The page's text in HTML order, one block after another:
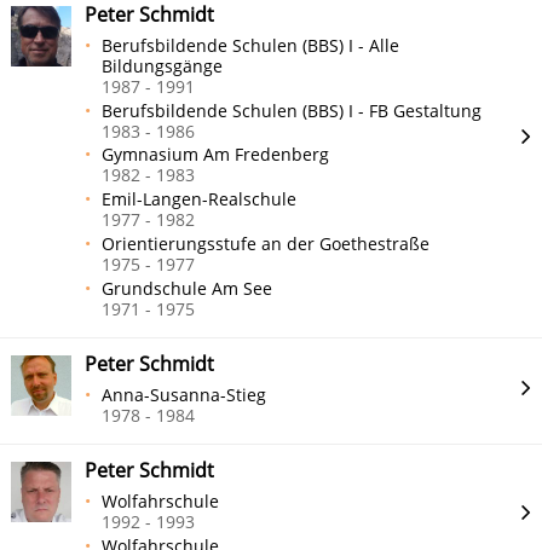
Peter Schmidt
Berufsbildende Schulen (BBS) I - Alle
Bildungsgänge
1987 - 1991
Berufsbildende Schulen (BBS) I - FB Gestaltung
1983 - 1986
Gymnasium Am Fredenberg
1982 - 1983
Emil-Langen-Realschule
1977 - 1982
Orientierungsstufe an der Goethestraße
1975 - 1977
Grundschule Am See
1971 - 1975
Peter Schmidt
Anna-Susanna-Stieg
1978 - 1984
Peter Schmidt
Wolfahrschule
1992 - 1993
Wolfahrschule